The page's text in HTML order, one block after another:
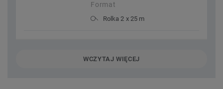
Format
Rolka 2 x 25 m
WCZYTAJ WIĘCEJ